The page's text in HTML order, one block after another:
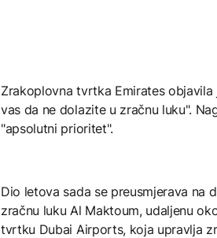
Zrakoplovna tvrtka Emirates
vas da ne dolazite u zračnu luku".
"apsolutni prioritet".
Dio letova sada se preusmjerava na
zračnu luku Al Maktoum, udaljenu
tvrtku Dubai Airports, koja upravlja